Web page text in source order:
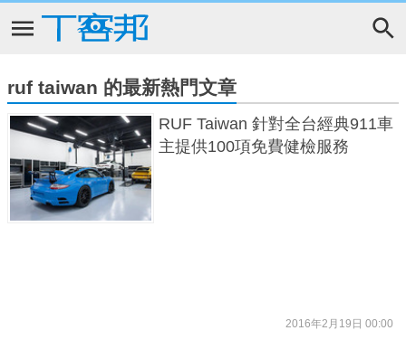
ruf taiwan 的最新熱門文章
RUF Taiwan 針對全台經典911車
主提供100項免費健檢服務
2016年2月19日 00:00